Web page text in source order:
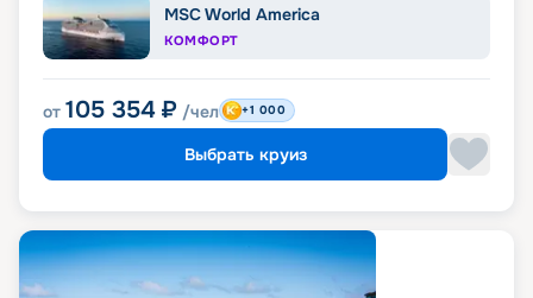
MSC World America
КОМФОРТ
от 105 354 ₽ /чел +1 000
Выбрать круиз